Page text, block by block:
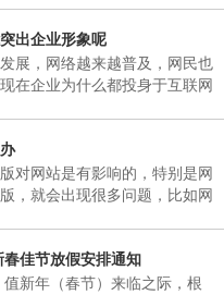
脑袋都不知所措，这里深圳网
原因其实很简单，当网页被收
个网站进行审核，这期间搜索
出企业形象呢
展，网络越来越普及，网民也
在企业为什么都投身于互联网
计网站更能突出企业形象呢?
对网站是有影响的，特别是网
，就会出现很多问题，比如网
改了，相当于重新做了一个网
佳节放假安排通知
新年（春节）来临之际，根